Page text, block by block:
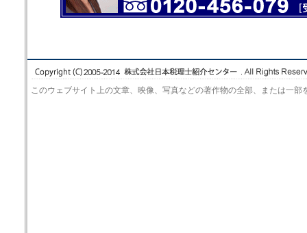
このウェブサイト上の文章、映像、写真などの著作物の全部、または一